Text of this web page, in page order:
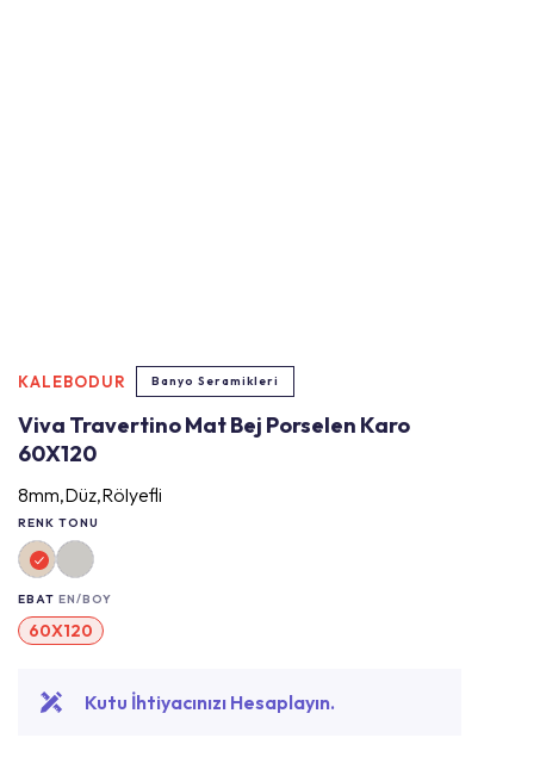
KALEBODUR Banyo Seramikleri
Viva Travertino Mat Bej Porselen Karo
60X120
8mm,Düz,Rölyefli
RENK TONU
EBAT EN/BOY
60X120
Kutu İhtiyacınızı Hesaplayın.